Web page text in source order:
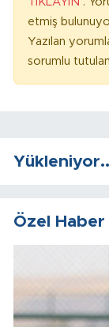
etmiş
Yazılan
sorumlu
Özel Haber